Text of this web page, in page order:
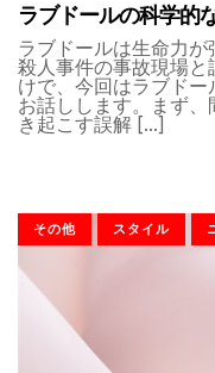
ラブドールの科学的
ラブドールは生命力
殺人事件の事故現場
けで、今回はラブド
お話しします。まず
き起こす誤解 […]
その他 スタイル